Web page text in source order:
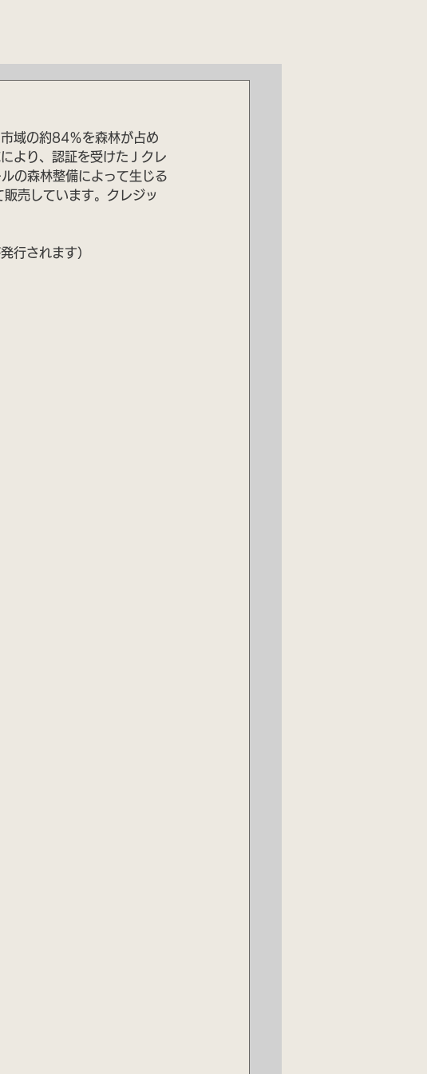
域の約84％を森林が占め
より、認証を受けたＪクレ
の森林整備によって生じる
売しています。クレジッ
行されます）